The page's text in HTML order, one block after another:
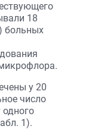
18
больных
у 20
число
одного
1).